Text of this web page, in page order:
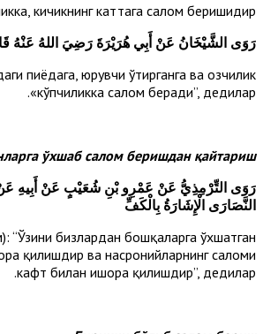
кичикнинг каттага салом беришидир.
رَوَى الشَّيْخَانُ عَنْ أَبِي هُرَيْرَةَ رَضِيَ اللهُ عَنْهُ
пиёдага, юрувчи ўтирганга ва озчилик
кўпчиликка салом беради”, дедилар».
ўхшаб салом беришдан қайтариш
رَوَى التِّرْمِذِيُّ عَنْ عَمْرِو بْنِ شُعَيْبٍ عَنْ أَبِيهِ عَنْ
النَّصَارَى الْإِشَارَةُ بِالْكَفِّ
“Ўзини бизлардан бошқаларга ўхшатган
қилишдир ва насронийларнинг саломи
кафт билан ишора қилишдир”, дедилар.